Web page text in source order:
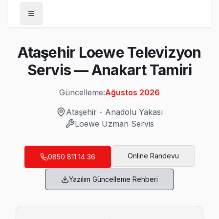
/Ataşehir
/Loewe
Son Güncelleme:Ağustos 2026
Ataşehir'da Mahalle Mahalle Loewe TV
Aşık Veysel Loewe Servis
Aşık Veysel'de Loewe TV ekran değişimi gerekebilir
Ataşehir Loewe Televizyon
Servis — Anakart Tamiri
Güncelleme:Ağustos 2026
Ataşehir - Anadolu Yakası
Loewe Uzman Servis
0850 811 14 36 Online Randevu
Yazılım Güncelleme Rehberi